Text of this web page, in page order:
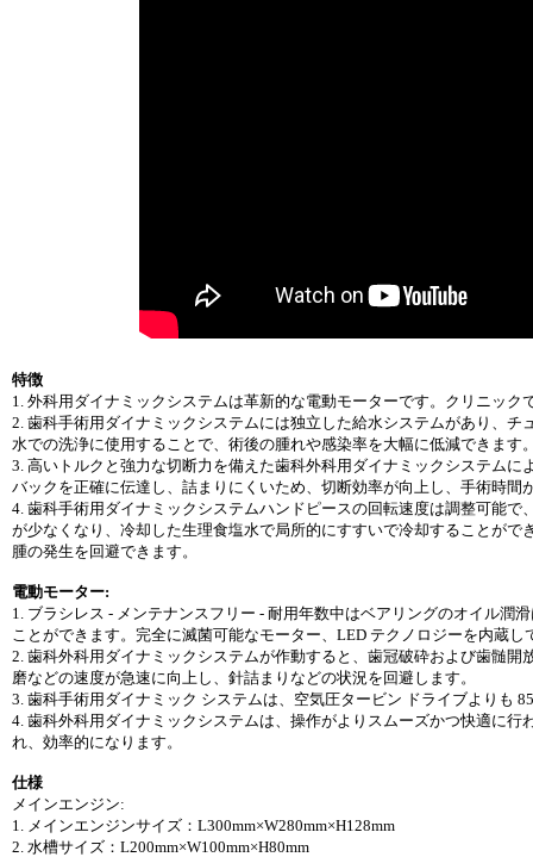
特徴
1. 外科用ダイナミックシステムは革新的な電動モーターです。クリニッ
2. 歯科手術用ダイナミックシステムには独立した給水システムがあり、
水での洗浄に使用することで、術後の腫れや感染率を大幅に低減できます
3. 高いトルクと強力な切断力を備えた歯科外科用ダイナミックシステム
バックを正確に伝達し、詰まりにくいため、切断効率が向上し、手術時間
4. 歯科手術用ダイナミックシステムハンドピースの回転速度は調整可能
が少なくなり、冷却した生理食塩水で局所的にすすいで冷却することが
腫の発生を回避できます。
電動モーター:
1. ブラシレス - メンテナンスフリー - 耐用年数中はベアリングのオイル潤
ことができます。完全に滅菌可能なモーター、LED テクノロジーを内蔵し
2. 歯科外科用ダイナミックシステムが作動すると、歯冠破砕および歯髄
磨などの速度が急速に向上し、針詰まりなどの状況を回避します。
3. 歯科手術用ダイナミック システムは、空気圧タービン ドライブよりも
4. 歯科外科用ダイナミックシステムは、操作がよりスムーズかつ快適に
れ、効率的になります。
仕様
メインエンジン:
1. メインエンジンサイズ：L300mm×W280mm×H128mm
2. 水槽サイズ：L200mm×W100mm×H80mm